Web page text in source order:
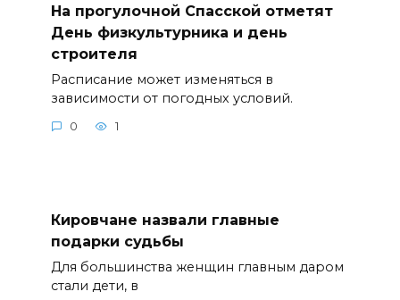
На прогулочной Спасской отметят
День физкультурника и день
строителя
Расписание может изменяться в
зависимости от погодных условий.
0 1
Кировчане назвали главные
подарки судьбы
Для большинства женщин главным даром
стали дети, в